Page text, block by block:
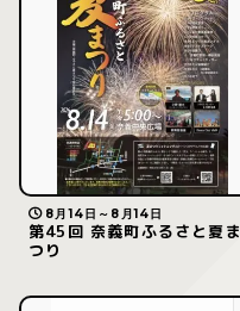
8月14日～8月14日
第45回 奈義町ふるさと夏ま
つり